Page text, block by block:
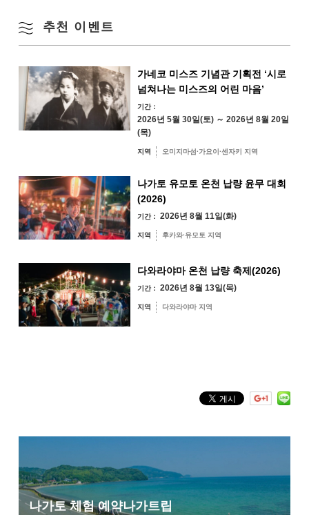
3 4 5 6 7 8 9
10 11 12 13 14 15
17 18 19 20 21 22 23
27 28 29
31
« 7월 9월 »
여름
가을
지역별 검색 by Area
유야·헤키 지역
오미지마섬·가요
이·센자키 지역
추천 이벤트
가네코 미스즈 기념관 기획전 ‘시로
넘쳐나는 미스즈의 어린 마음’
기간：
2026년 5월 30일(토) ～ 2026년 8월 20일
(목)
지역 오미지마섬·가요이·센자키 지역
나가토 유모토 온천 납량 윤무 대회
(2026)
기간： 2026년 8월 11일(화)
지역 후카와·유모토 지역
다와라야마 온천 납량 축제(2026)
기간： 2026년 8월 13일(목)
지역 다와라야마 지역
나가토 체험 예약나가트립